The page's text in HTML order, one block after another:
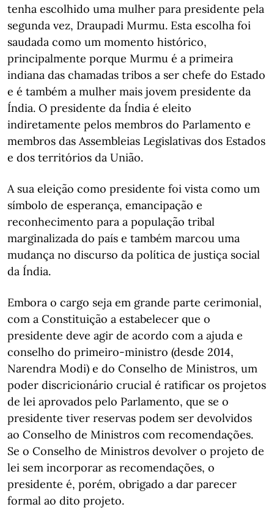
tenha escolhido uma mulher para presidente pela
segunda vez, Draupadi Murmu. Esta escolha foi
saudada como um momento histórico,
principalmente porque Murmu é a primeira
indiana das chamadas tribos a ser chefe do Estado
e é também a mulher mais jovem presidente da
Índia. O presidente da Índia é eleito
indiretamente pelos membros do Parlamento e
membros das Assembleias Legislativas dos Estados
e dos territórios da União.
A sua eleição como presidente foi vista como um
símbolo de esperança, emancipação e
reconhecimento para a população tribal
marginalizada do país e também marcou uma
mudança no discurso da política de justiça social
da Índia.
Embora o cargo seja em grande parte cerimonial,
com a Constituição a estabelecer que o
presidente deve agir de acordo com a ajuda e
conselho do primeiro-ministro (desde 2014,
Narendra Modi) e do Conselho de Ministros, um
poder discricionário crucial é ratificar os projetos
de lei aprovados pelo Parlamento, que se o
presidente tiver reservas podem ser devolvidos
ao Conselho de Ministros com recomendações.
Se o Conselho de Ministros devolver o projeto de
lei sem incorporar as recomendações, o
presidente é, porém, obrigado a dar parecer
formal ao dito projeto.